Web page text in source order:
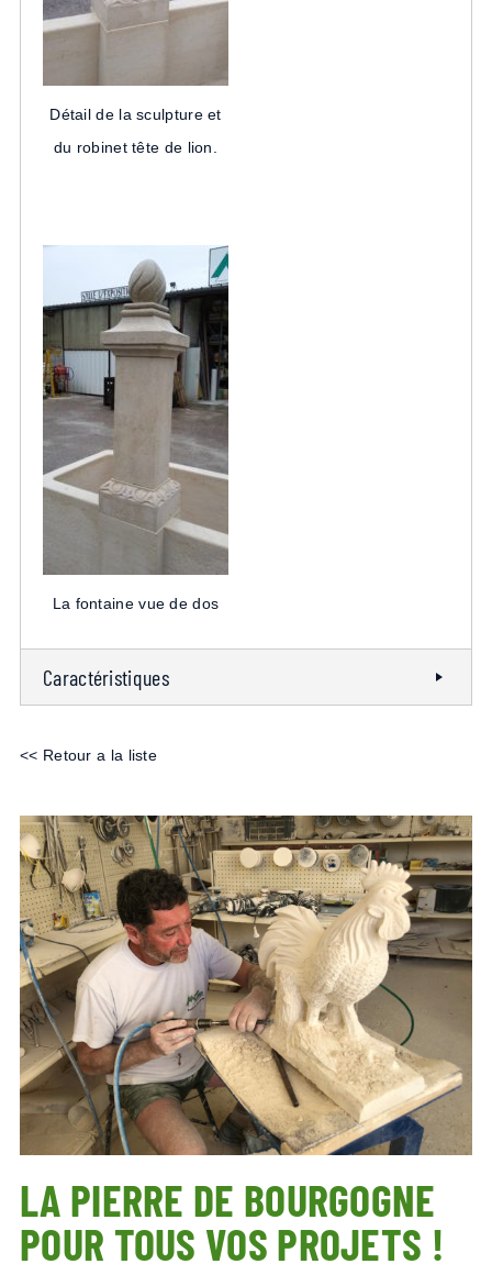
Détail de la sculpture et
du robinet tête de lion.
La fontaine vue de dos
Caractéristiques
<< Retour a la liste
LA PIERRE DE BOURGOGNE
POUR TOUS VOS PROJETS !